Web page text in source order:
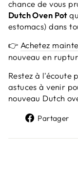
chance de vous
Dutch Oven Pot
estomacs) dans
👉 Achetez
nouveau en
Restez à l'écoute
astuces à venir
nouveau Dutch
Partager